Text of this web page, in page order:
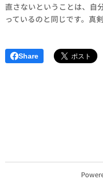
直さないということは、自
っているのと同じです。真
Share